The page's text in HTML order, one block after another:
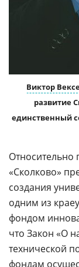
Виктор
развитие
единственный
Относительно
«Сколково»
создания
одним из
фондом
что Закон «О
технической
фондам